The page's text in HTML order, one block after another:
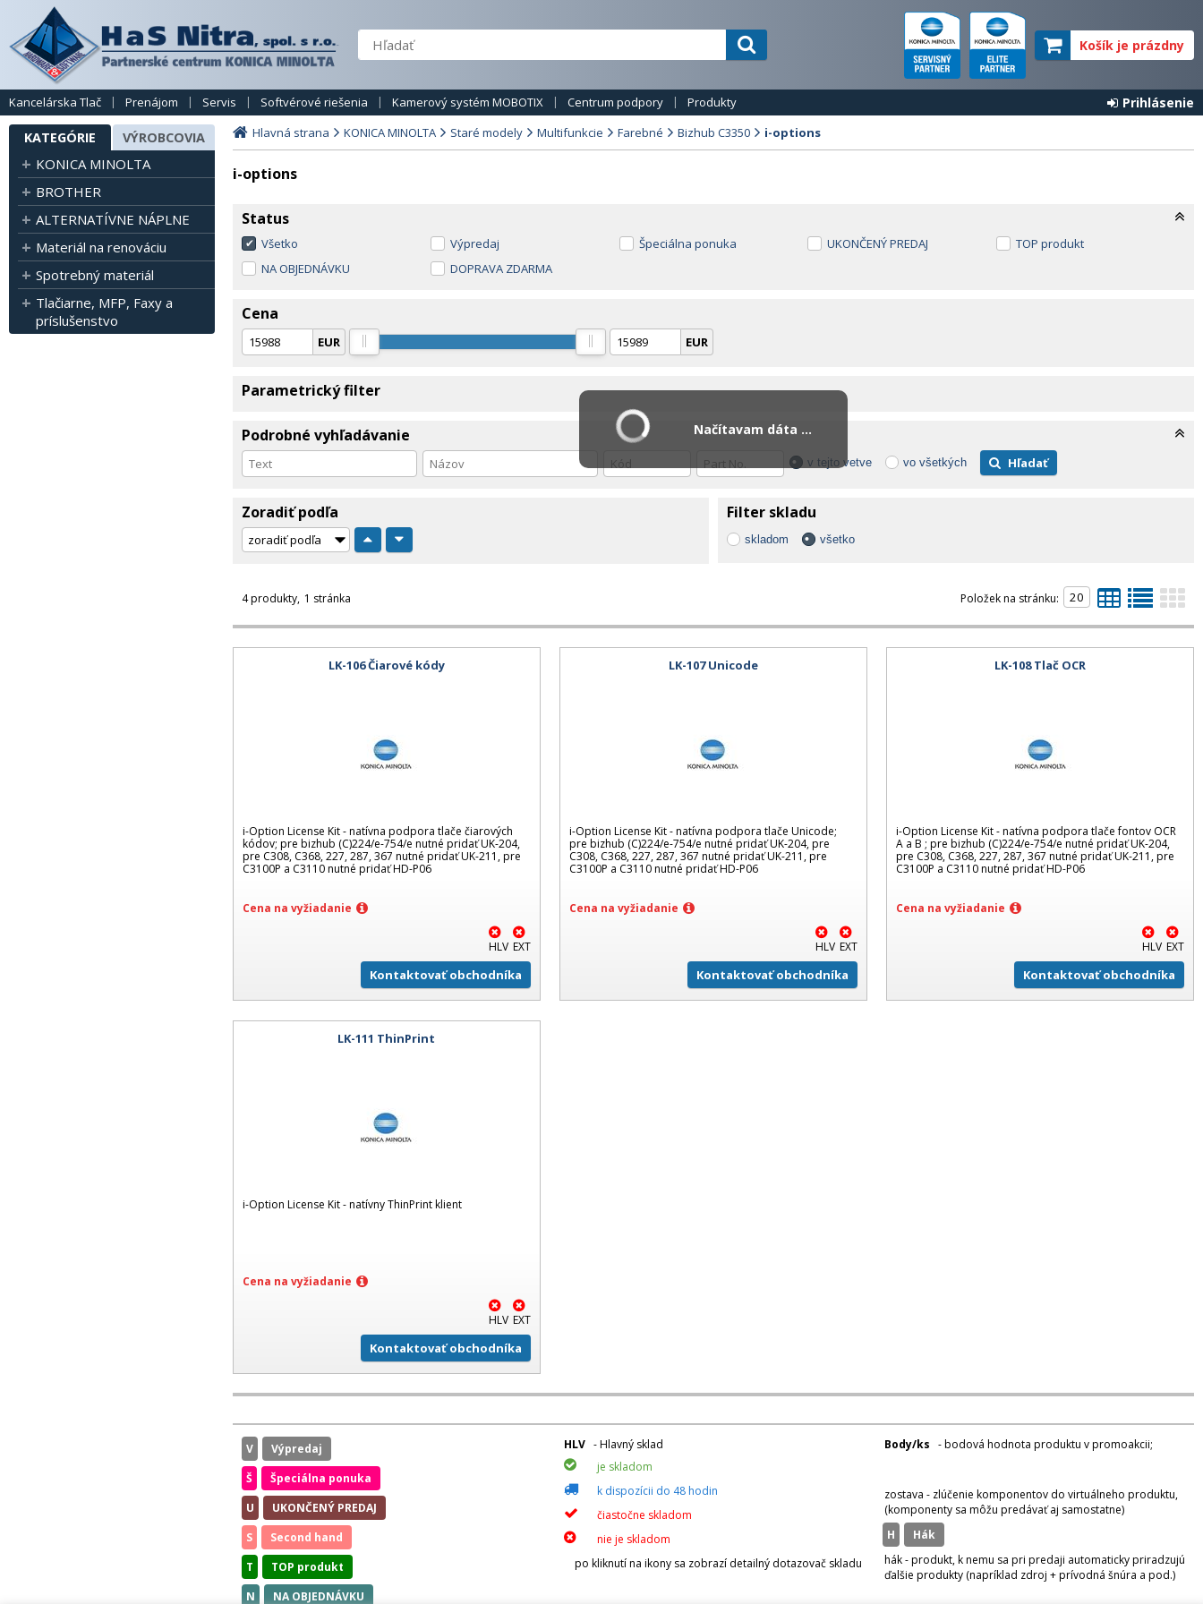
Košík je prázdny
Kancelárska Tlač Prenájom Servis Softvérové riešenia Kamerový systém MOBOTIX Centrum podpory Produkty Prihlásenie
KATEGÓRIE VÝROBCOVIA
KONICA MINOLTA
BROTHER
ALTERNATÍVNE NÁPLNE
Materiál na renováciu
Spotrebný materiál
Tlačiarne, MFP, Faxy a
príslušenstvo
Hlavná strana KONICA MINOLTA Staré modely Multifunkcie Farebné Bizhub C3350 i-options
i-options
Status
Všetko Výpredaj Špeciálna ponuka UKONČENÝ PREDAJ
TOP produkt
NA OBJEDNÁVKU
DOPRAVA ZDARMA
Cena
EUR EUR
Parametrický filter
Podrobné vyhľadávanie
v tejto vetve vo všetkých Hľadať
Zoradiť podľa Filter skladu
skladom všetko
4 produkty 1 stránka Položek na stránku:
LK-106 Čiarové kódy
i-Option License Kit - natívna podpora tlače čiarových
kódov; pre bizhub (C)224/e-754/e nutné pridať UK-204,
pre C308, C368, 227, 287, 367 nutné pridať UK-211, pre
C3100P a C3110 nutné pridať HD-P06
Cena na vyžiadanie
HLV EXT
Kontaktovať obchodníka
LK-107 Unicode
i-Option License Kit - natívna podpora tlače Unicode;
pre bizhub (C)224/e-754/e nutné pridať UK-204, pre
C308, C368, 227, 287, 367 nutné pridať UK-211, pre
C3100P a C3110 nutné pridať HD-P06
Cena na vyžiadanie
HLV EXT
Kontaktovať obchodníka
LK-108 Tlač OCR
i-Option License Kit - natívna podpora tlače fontov OCR
A a B ; pre bizhub (C)224/e-754/e nutné pridať UK-204,
pre C308, C368, 227, 287, 367 nutné pridať UK-211, pre
C3100P a C3110 nutné pridať HD-P06
Cena na vyžiadanie
HLV EXT
Kontaktovať obchodníka
LK-111 ThinPrint
i-Option License Kit - natívny ThinPrint klient
Cena na vyžiadanie
HLV EXT
Kontaktovať obchodníka
V
Výpredaj
Š
Špeciálna ponuka
U
UKONČENÝ PREDAJ
S
Second hand
T
TOP produkt
N
NA OBJEDNÁVKU
HLV - Hlavný sklad
je skladom
k dispozícii do 48 hodin
čiastočne skladom
nie je skladom
po kliknutí na ikony sa zobrazí detailný dotazovač skladu
Body/ks - bodová hodnota produktu v promoakcii;
zostava - zlúčenie komponentov do virtuálneho produktu,
(komponenty sa môžu predávať aj samostatne)
H
hák
hák - produkt, k nemu sa pri predaji automaticky priradzujú
ďalšie produkty (napríklad zdroj + prívodná šnúra a pod.)
Načítavam dáta ...